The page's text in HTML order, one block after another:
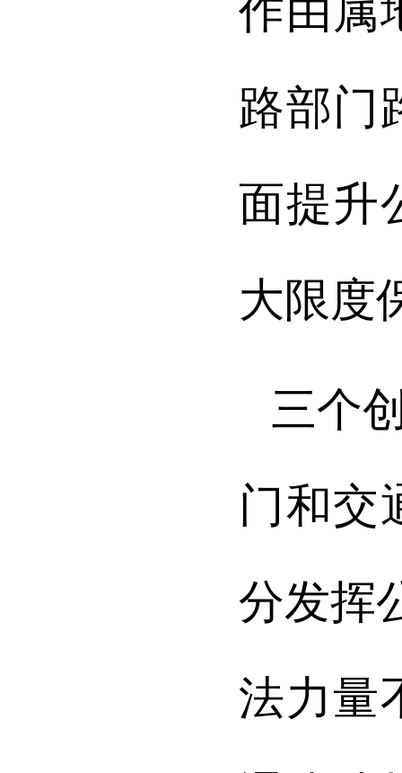
作由属
路部门
面提升
大限度
三个
门和交
分发挥
法力量